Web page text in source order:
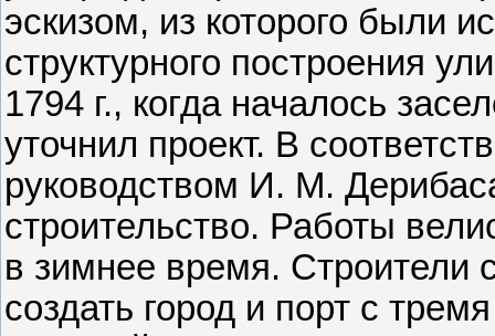
эскизом, из которого были
структурного построения
1794 г., когда началось
уточнил проект. В
руководством И. М.
строительство. Работы
в зимнее время. Строители
создать город и порт с